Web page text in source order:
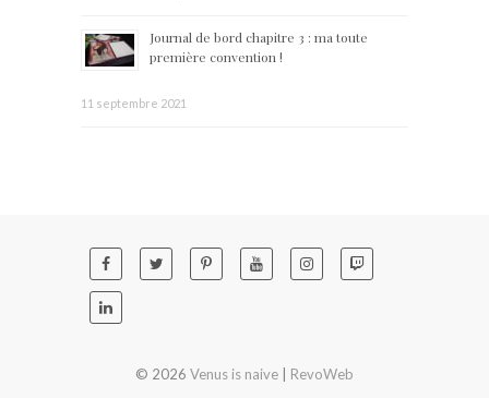
Journal de bord chapitre 3 : ma toute
première convention !
11 septembre 2021
© 2026 Venus is naive RevoWeb